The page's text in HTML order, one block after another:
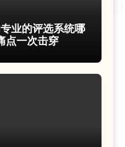
业的评选系统哪
点一次击穿